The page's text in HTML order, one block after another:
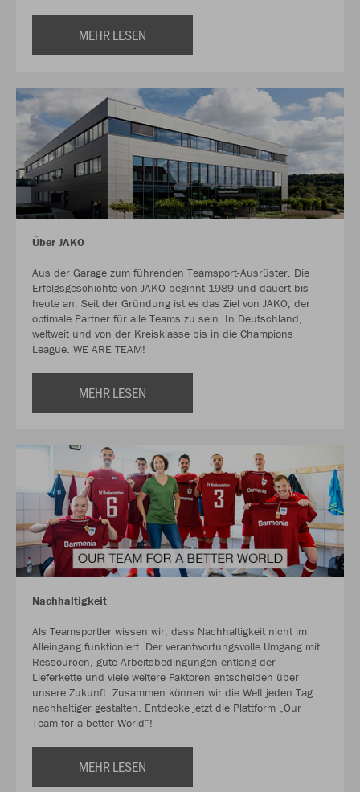
MEHR LESEN
Über JAKO
Aus der Garage zum führenden Teamsport-Ausrüster. Die
Erfolgsgeschichte von JAKO beginnt 1989 und dauert bis
heute an. Seit der Gründung ist es das Ziel von JAKO, der
optimale Partner für alle Teams zu sein. In Deutschland,
weltweit und von der Kreisklasse bis in die Champions
League. WE ARE TEAM!
MEHR LESEN
Nachhaltigkeit
Als Teamsportler wissen wir, dass Nachhaltigkeit nicht im
Alleingang funktioniert. Der verantwortungsvolle Umgang mit
Ressourcen, gute Arbeitsbedingungen entlang der
Lieferkette und viele weitere Faktoren entscheiden über
unsere Zukunft. Zusammen können wir die Welt jeden Tag
nachhaltiger gestalten. Entdecke jetzt die Plattform „Our
Team for a better World“!
MEHR LESEN